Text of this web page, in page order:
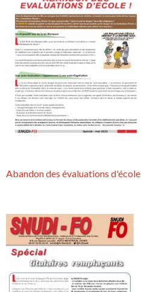
Abandon des évaluations d'école